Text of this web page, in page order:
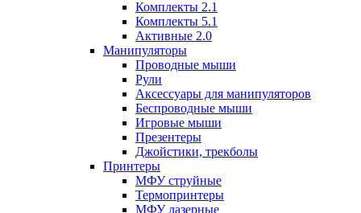
Комплекты 2.1
Комплекты 5.1
Активные 2.0
Манипуляторы
Проводные мыши
Рули
Аксессуары для манипуляторов
Беспроводные мыши
Игровые мыши
Презентеры
Джойстики, трекболы
Принтеры
МФУ струйные
Термопринтеры
МФУ лазерные